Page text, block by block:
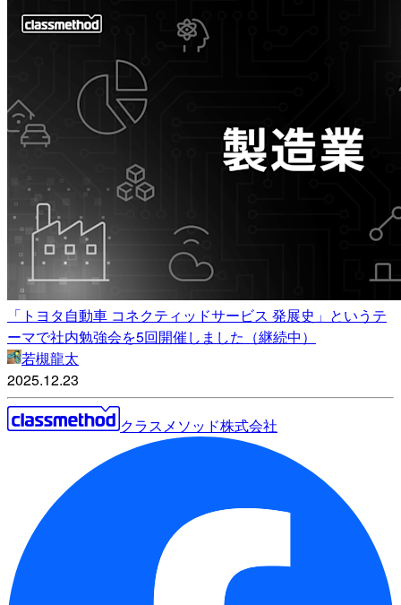
「トヨタ自動車 コネクティッドサービス 発展史」というテ
ーマで社内勉強会を5回開催しました（継続中）
若槻龍太
2025.12.23
クラスメソッド株式会社